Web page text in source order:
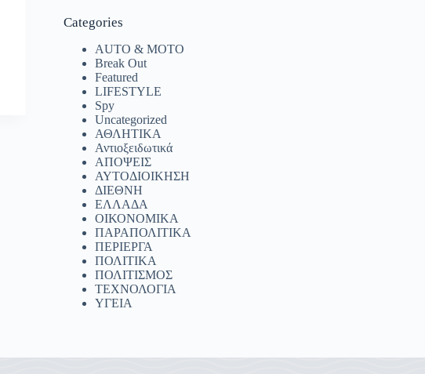
Categories
AUTO & MOTO
Break Out
Featured
LIFESTYLE
Spy
Uncategorized
ΑΘΛΗΤΙΚΑ
Αντιοξειδωτικά
ΑΠΟΨΕΙΣ
ΑΥΤΟΔΙΟΙΚΗΣΗ
ΔΙΕΘΝΗ
ΕΛΛΑΔΑ
ΟΙΚΟΝΟΜΙΚΑ
ΠΑΡΑΠΟΛΙΤΙΚΑ
ΠΕΡΙΕΡΓΑ
ΠΟΛΙΤΙΚΑ
ΠΟΛΙΤΙΣΜΟΣ
ΤΕΧΝΟΛΟΓΙΑ
ΥΓΕΙΑ